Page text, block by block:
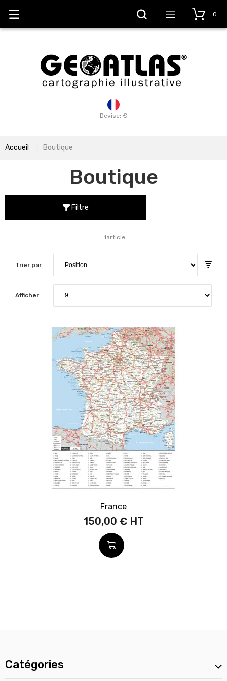
Devise: €
0
Accueil Boutique
Boutique
Filtre
Trier par
1article
Afficher
France
150,00 €
Catégories